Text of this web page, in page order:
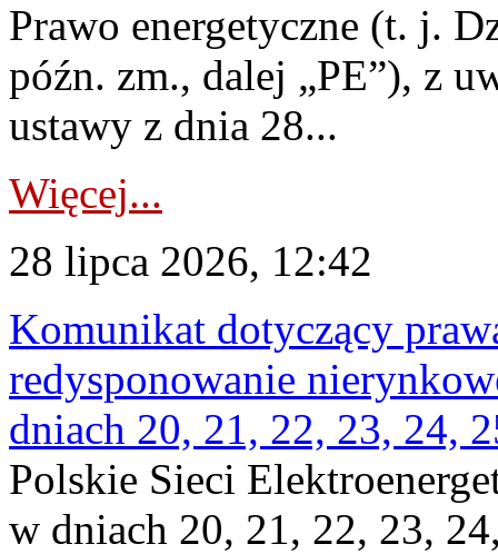
Prawo energetyczne (t. j.
późn. zm., dalej „PE”), z
ustawy z dnia 28...
Więcej...
28 lipca 2026, 12:42
Komunikat dotyczący
redysponowanie
dniach 20, 21, 22, 23, 24,
Polskie Sieci
w dniach 20, 21, 22, 23,